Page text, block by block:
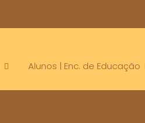
Alunos | Enc. de Educação